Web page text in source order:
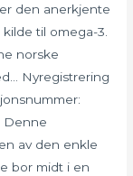
den anerkjente
til omega-3.
norske
Nyregistrering
Denne
av den enkle
bor midt i en